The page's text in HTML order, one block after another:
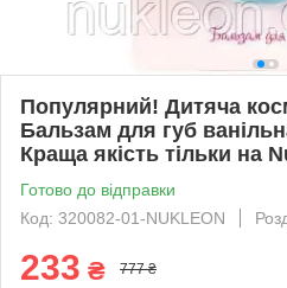
Популярний! Дитяча
Бальзам для губ
Краща якість тільки на
Готово до відправки
Код: 320082-01-NUKLEON
233 ₴ 777 ₴